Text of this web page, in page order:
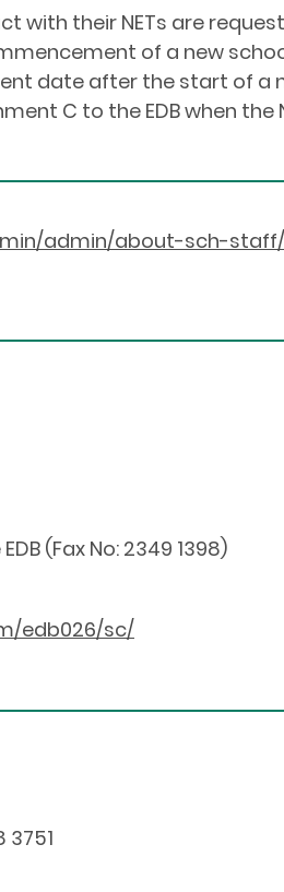
with their NETs are
of a new
date after the start of a
C to the EDB when the
admin/about-sch-
(Fax No: 2349 1398)
edb026/sc/
3751